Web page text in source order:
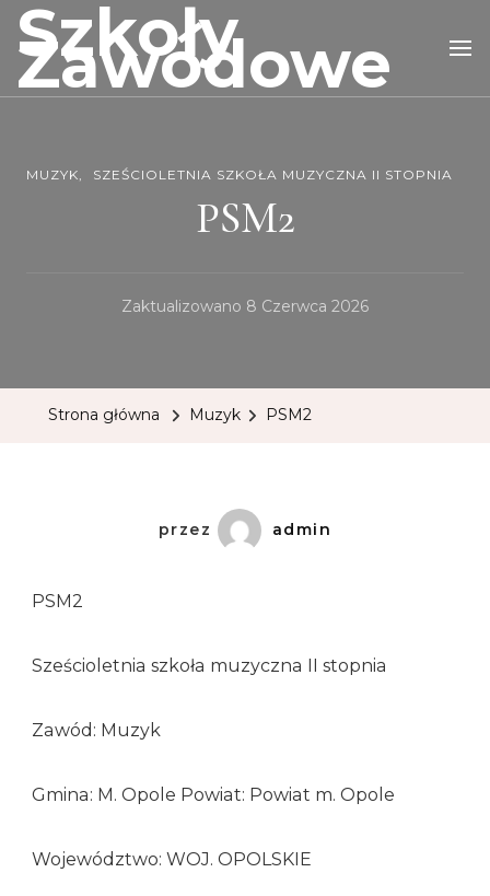
Szkoły
Zawodowe
MUZYK SZEŚCIOLETNIA SZKOŁA MUZYCZNA II STOPNIA
PSM2
Zaktualizowano 8 Czerwca 2026
Strona główna Muzyk PSM2
przez admin
PSM2
Sześcioletnia szkoła muzyczna II stopnia
Zawód: Muzyk
Gmina: M. Opole Powiat: Powiat m. Opole
Województwo: WOJ. OPOLSKIE